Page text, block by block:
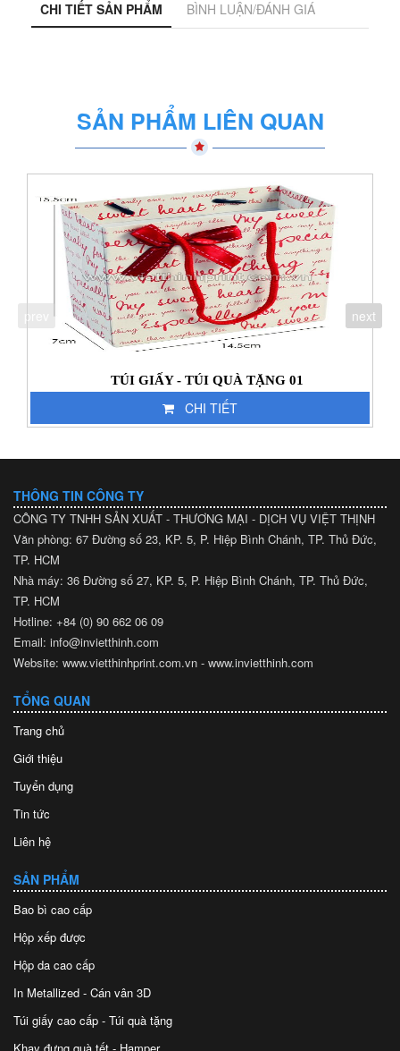
CHI TIẾT SẢN PHẨM BÌNH LUẬN/ĐÁNH GIÁ
SẢN PHẨM LIÊN QUAN
TÚI GIẤY - TÚI QUÀ TẶNG 01
CHI TIẾT
next
THÔNG TIN CÔNG TY
CÔNG TY TNHH SẢN XUẤT - THƯƠNG MẠI - DỊCH VỤ VIỆT THỊNH
Văn phòng: 67 Đường số 23, KP. 5, P. Hiệp Bình Chánh, TP. Thủ Đức,
TP. HCM
Nhà máy: 36 Đường số 27, KP. 5, P. Hiệp Bình Chánh, TP. Thủ Đức,
TP. HCM
Hotline: +84 (0) 90 662 06 09
Email: info@invietthinh.com
Website: www.vietthinhprint.com.vn - www.invietthinh.com
TỔNG QUAN
Trang chủ
Giới thiệu
Tuyển dụng
Tin tức
Liên hệ
SẢN PHẨM
Bao bì cao cấp
Hộp xếp được
Hộp da cao cấp
In Metallized - Cán vân 3D
Túi giấy cao cấp - Túi quà tặng